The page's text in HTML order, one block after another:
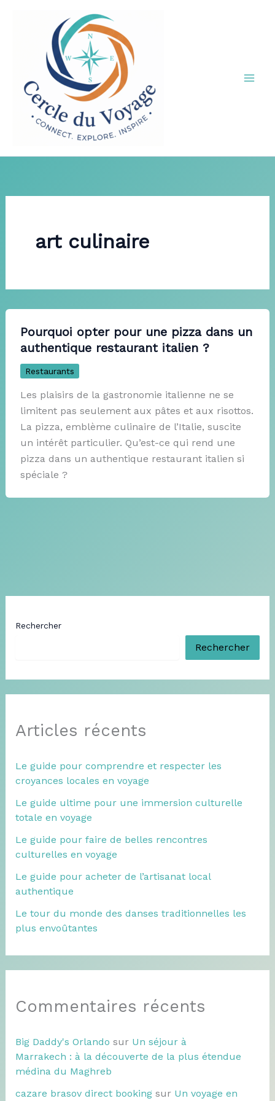
art culinaire
Pourquoi opter pour une pizza dans un
authentique restaurant italien ?
Restaurants
Les plaisirs de la gastronomie italienne ne se
limitent pas seulement aux pâtes et aux risottos.
La pizza, emblème culinaire de l’Italie, suscite
un intérêt particulier. Qu’est-ce qui rend une
pizza dans un authentique restaurant italien si
spéciale ?
Rechercher
Rechercher
Articles récents
Le guide pour comprendre et respecter les
croyances locales en voyage
Le guide ultime pour une immersion culturelle
totale en voyage
Le guide pour faire de belles rencontres
culturelles en voyage
Le guide pour acheter de l’artisanat local
authentique
Le tour du monde des danses traditionnelles les
plus envoûtantes
Commentaires récents
Big Daddy's Orlando sur Un séjour à
Marrakech : à la découverte de la plus étendue
médina du Maghreb
cazare brasov direct bookingsur Un voyage en